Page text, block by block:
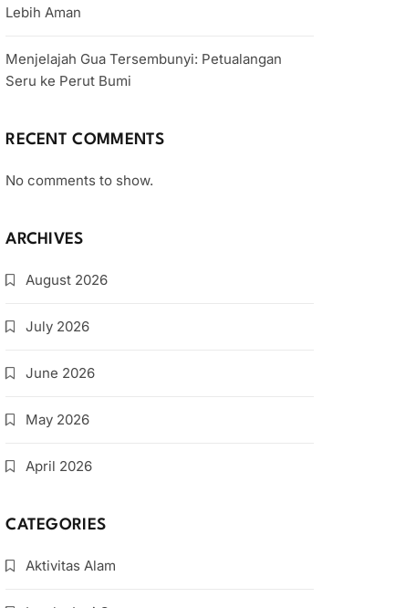
Lebih Aman
Menjelajah Gua Tersembunyi: Petualangan
Seru ke Perut Bumi
RECENT COMMENTS
No comments to show.
ARCHIVES
August 2026
July 2026
June 2026
May 2026
April 2026
CATEGORIES
Aktivitas Alam